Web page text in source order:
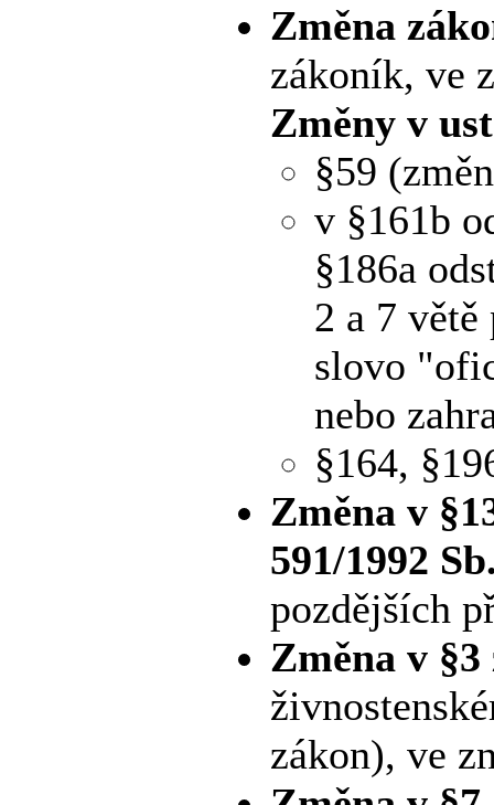
Změna
zákoník, ve
Změny v
§59
v §161b
§186a
2 a 7
slovo
nebo
§164,
Změna v
591/1992
pozdějších
Změna v §3
zákon), ve